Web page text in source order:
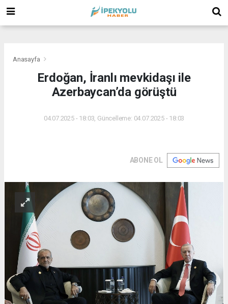
Anasayfa
Erdoğan, İranlı mevkidaşı ile
Azerbaycan’da görüştü
04.07.2025 - 18:03, Güncelleme: 04.07.2025 - 18:03
ABONE OL